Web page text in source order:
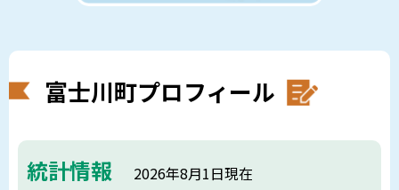
富士川町プロフィール
統計情報 2026年8月1日現在